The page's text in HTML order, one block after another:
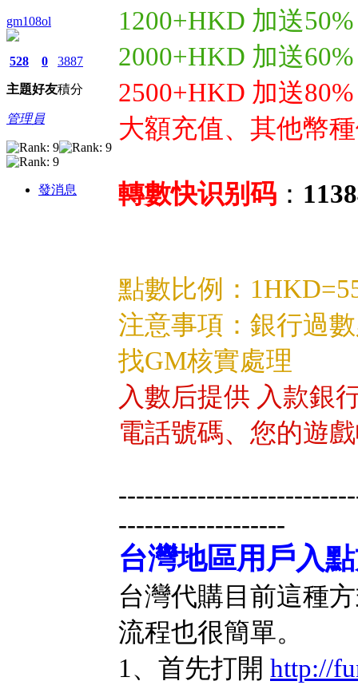
gm108ol
528
主題
0
好友
3887
積分
管理員
發消息
1200+HKD 加送
2000+HKD 加送
2500+HKD 加送
大額充值、其他幣
轉數快识别码 ：
點數比例：
注意事項：銀行過
找GM核實處理
入數后提供 入款銀
電話號碼、您的遊
-------------------
台灣地區用戶入
台灣代購目前這種
流程也很簡單。
1、首先打開 http://